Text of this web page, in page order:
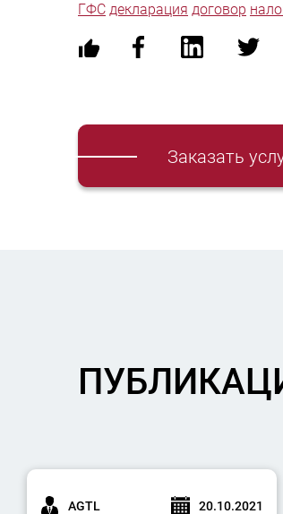
ГФС декларация договор
Заказать
AGTL 20.10.2021